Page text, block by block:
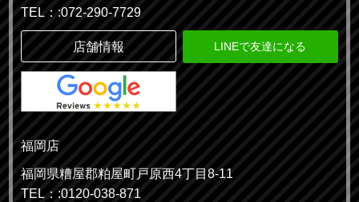
TEL：:072-290-7729
店舗情報 LINEで友達になる
福岡店
福岡県糟屋郡粕屋町戸原西4丁目8-11
TEL：:0120-038-871